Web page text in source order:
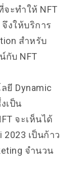
ะทำให้ NFT
งให้บริการ
สำหรับ
กับ NFT
ยี Dynamic
เป็น
จะเห็นได้
2023 เป็นก้าว
จำนวน